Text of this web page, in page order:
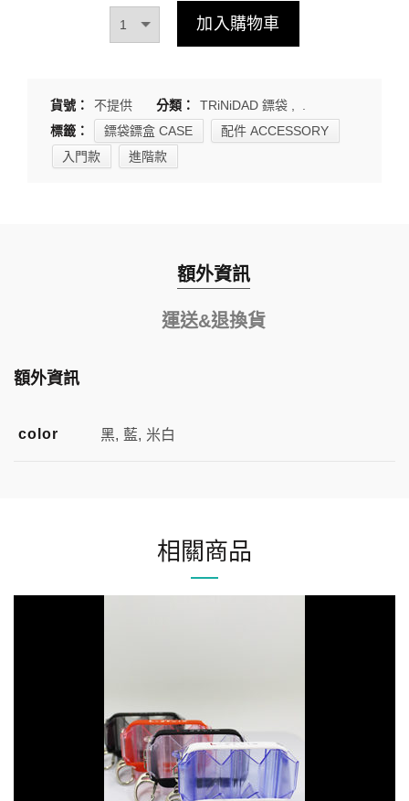
加入購物車
貨號： 不提供 分類： TRiNiDAD 鏢袋
標籤：
鏢袋鏢盒 CASE
配件 ACCESSORY
入門款
進階款
額外資訊
運送&退換貨
額外資訊
color 黑, 藍, 米白
相關商品